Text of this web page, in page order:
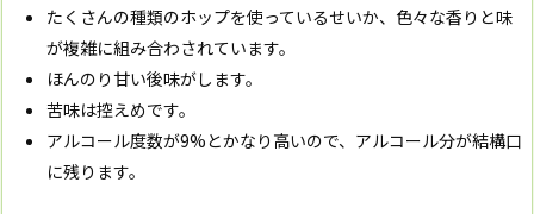
たくさんの種類のホップを使っているせいか、色々な香りと味
が複雑に組み合わされています。
ほんのり甘い後味がします。
苦味は控えめです。
アルコール度数が9%とかなり高いので、アルコール分が結構口
に残ります。